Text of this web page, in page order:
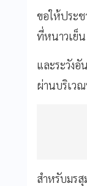
ขอให้ประ
ที่หนาวเย็น
และระวังอั
ผ่านบริเว
สำหรับมร